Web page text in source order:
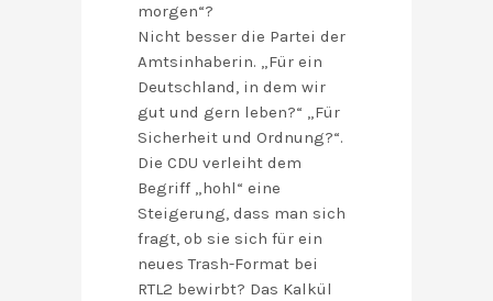
morgen“?
Nicht besser die Partei der
Amtsinhaberin. „Für ein
Deutschland, in dem wir
gut und gern leben?“ „Für
Sicherheit und Ordnung?“.
Die CDU verleiht dem
Begriff „hohl“ eine
Steigerung, dass man sich
fragt, ob sie sich für ein
neues Trash-Format bei
RTL2 bewirbt? Das Kalkül